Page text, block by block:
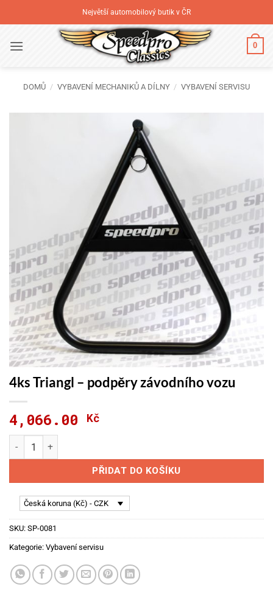
na
Největší automobilový butik v ČR
0
DOMŮ / VYBAVENÍ MECHANIKŮ A DÍLNY / VYBAVENÍ SERVISU
4ks Triangl – podpěry závodního vozu
4,066.00 Kč
4ks Triangl - podpěry závodního vozu množství
PŘIDAT DO KOŠÍKU
Česká koruna (Kč) - CZK
SKU: SP-0081
Kategorie: Vybavení servisu